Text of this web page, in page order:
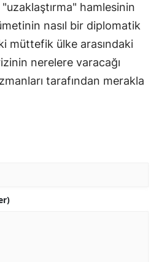
"uzaklaştırma" hamlesinin
nasıl bir diplomatik
müttefik ülke arasındaki
nerelere varacağı
tarafından merakla